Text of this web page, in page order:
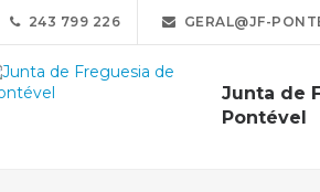
243 799 226 GERAL@JF-
Junta de
Pontével